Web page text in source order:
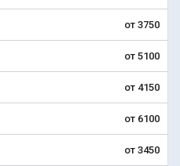
от 3750
от 5100
от 4150
от 6100
от 3450